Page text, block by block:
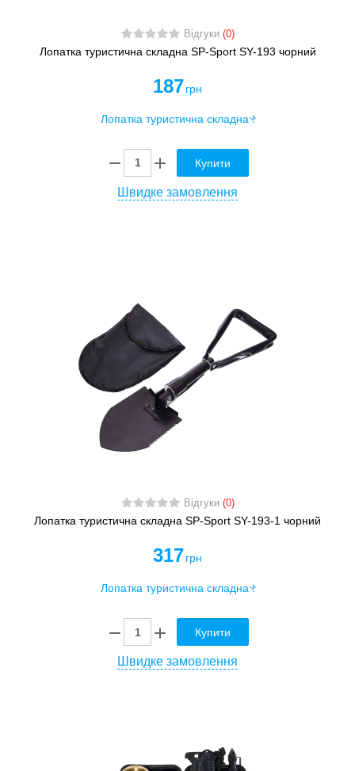
Відгуки (0)
Лопатка туристична складна SP-Sport SY-193 чорний
187 грн
Купити
Швидке замовлення
Відгуки (0)
Лопатка туристична складна SP-Sport SY-193-1 чорний
317 грн
Купити
Швидке замовлення